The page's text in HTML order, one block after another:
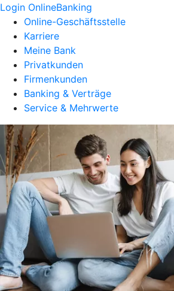
Login OnlineBanking
Online-Geschäftsstelle
Karriere
Meine Bank
Privatkunden
Firmenkunden
Banking & Verträge
Service & Mehrwerte